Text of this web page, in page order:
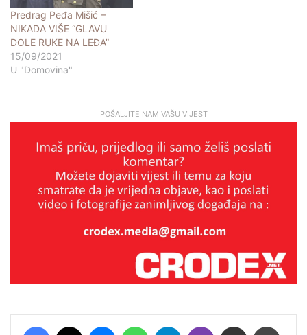
Predrag Peđa Mišić –
NIKADA VIŠE “GLAVU
DOLE RUKE NA LEĐA”
15/09/2021
U "Domovina"
POŠALJITE NAM VAŠU VIJEST
Facebook MessengerWhatsAppTelegram Viber Podijeli putem E-maila